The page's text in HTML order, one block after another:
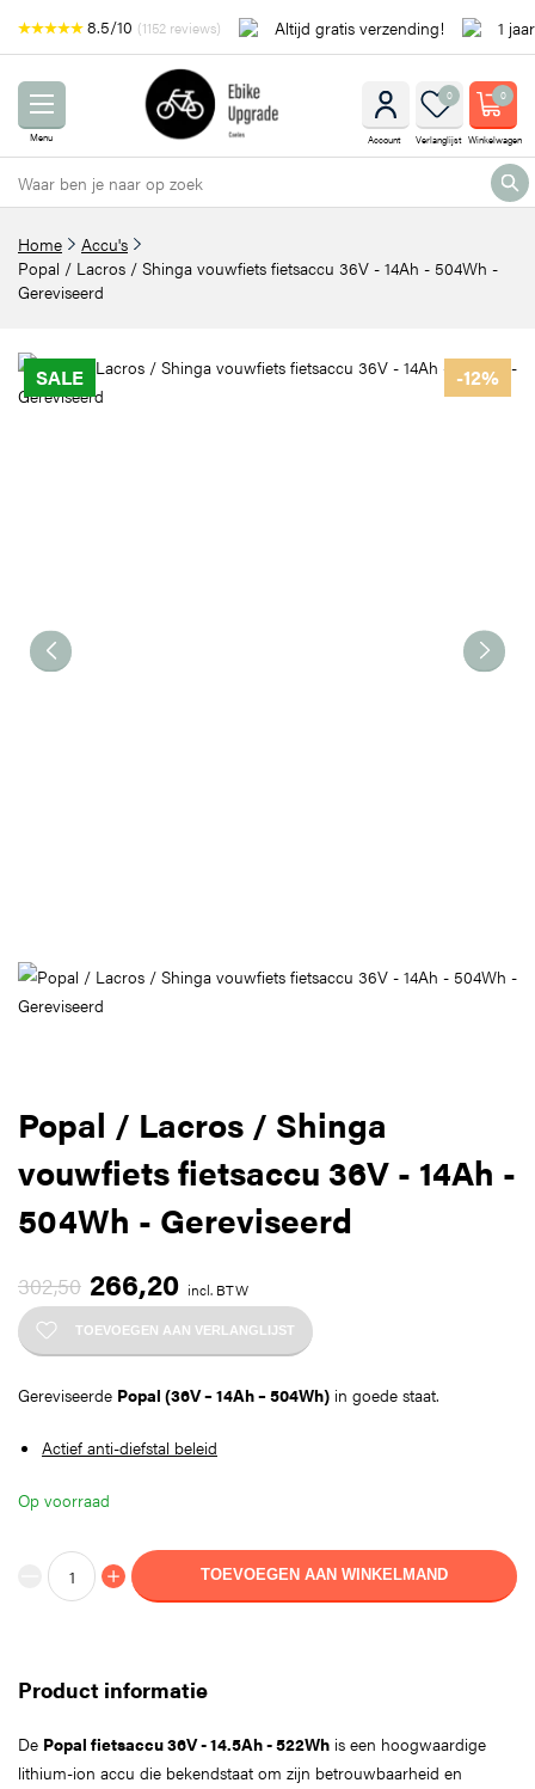
8.5/10 (1152 reviews) Altijd gratis verzending! 1
Menu Account
0
Verlanglijst
0
Winkelwagen
Home
Accu's
Popal / Lacros / Shinga vouwfiets fietsaccu 36V - 14Ah - 504Wh -
Gereviseerd
SALE -12%
Popal / Lacros / Shinga
vouwfiets fietsaccu 36V - 14Ah -
504Wh - Gereviseerd
302,50 266,20 incl. BTW
TOEVOEGEN AAN VERLANGLIJST
Gereviseerde Popal (36V – 14Ah – 504Wh) in goede staat.
Actief anti-diefstal beleid
Op voorraad
TOEVOEGEN AAN WINKELMAND
Product informatie
De Popal fietsaccu 36V - 14.5Ah - 522Wh is een hoogwaardige
lithium-ion accu die bekendstaat om zijn betrouwbaarheid en